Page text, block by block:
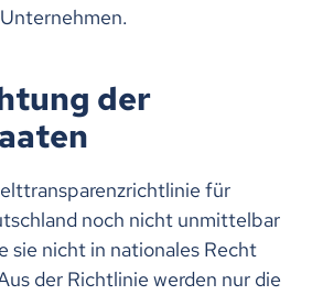
der
für
noch nicht unmittelbar
sie nicht in nationales Recht
der Richtlinie werden nur die